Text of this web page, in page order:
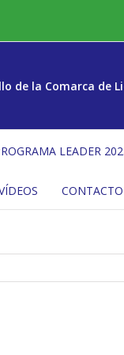
de la Comarca de
LEADER
CONTACTO